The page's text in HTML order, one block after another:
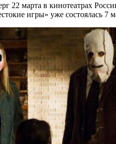
22 марта в кинотеатрах
игры» уже состоялась 7